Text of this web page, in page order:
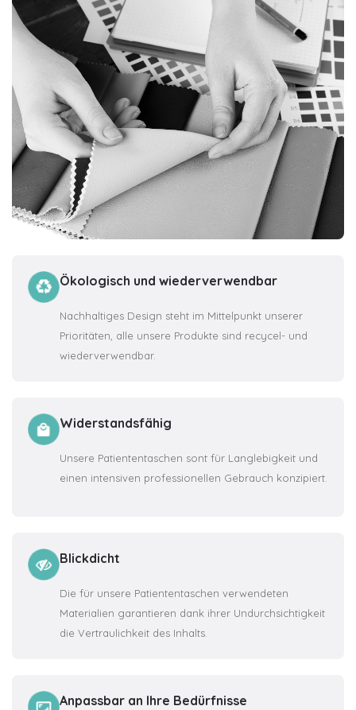
Ökologisch und wiederverwendbar
Nachhaltiges Design steht im Mittelpunkt unserer
Prioritäten, alle unsere Produkte sind recycel- und
wiederverwendbar.
Widerstandsfähig
Unsere Patiententaschen sont für Langlebigkeit und
einen intensiven professionellen Gebrauch konzipiert.
Blickdicht
Die für unsere Patiententaschen verwendeten
Materialien garantieren dank ihrer Undurchsichtigkeit
die Vertraulichkeit des Inhalts.
Anpassbar an Ihre Bedürfnisse